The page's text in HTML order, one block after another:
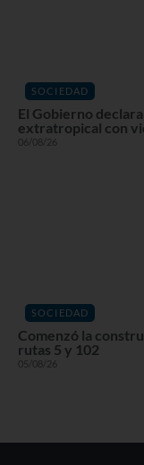
SOCIEDAD
El Gobierno
extratropical con
06/08/26
SOCIEDAD
Comenzó la
rutas 5 y 102
05/08/26